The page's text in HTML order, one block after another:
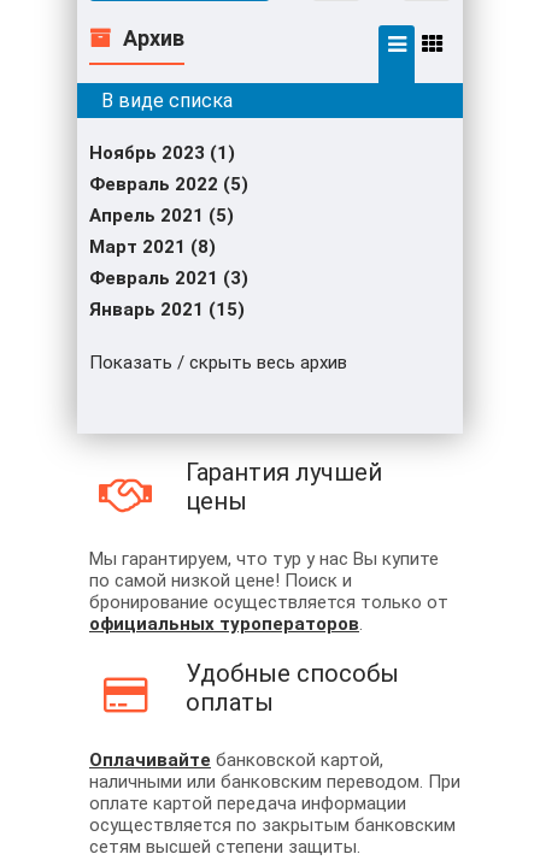
Архив
Ноябрь 2023 (1)
Февраль 2022 (5)
Апрель 2021 (5)
Март 2021 (8)
Февраль 2021 (3)
Январь 2021 (15)
Показать / скрыть весь архив
Гарантия лучшей
цены
Мы гарантируем, что тур у нас Вы купите
по самой низкой цене! Поиск и
бронирование осуществляется только от
официальных туроператоров.
Удобные способы
оплаты
Оплачивайте банковской картой,
наличными или банковским переводом. При
оплате картой передача информации
осуществляется по закрытым банковским
сетям высшей степени защиты.